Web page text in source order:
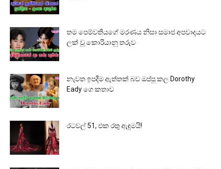
තම පෙම්වතියගේ මරණය නිසා සමාජ අපවාදයට
ලක් වූ කොරියානු තරුව
නැවත ඉපදීම ඇත්තක් බව ඔප්පු කල Dorothy
Eady ගෙ කතාව
රටවල් 51, එක රතු ඇඳුමයි!